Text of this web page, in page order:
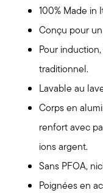
100% Made in
Conçu pour
Pour
traditionnel.
Lavable au
Corps en
renfort avec
ions argent.
Sans PFOA,
Poignées en